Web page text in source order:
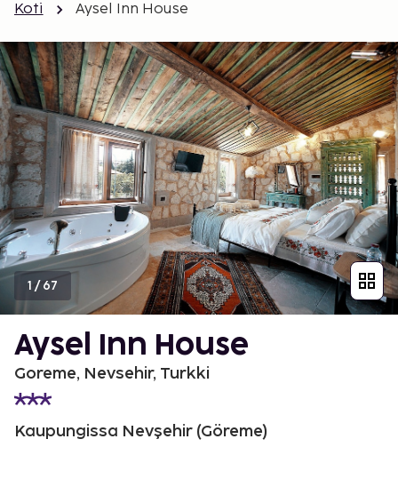
Koti Aysel Inn House
1 /67
Aysel Inn House
Goreme, Nevsehir, Turkki
Kaupungissa Nevşehir (Göreme)